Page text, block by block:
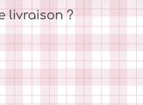
livraison ?